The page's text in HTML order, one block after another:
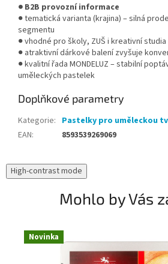
● B2B provozní informace
● tematická varianta (krajina) – silná
segmentu
● vhodné pro školy, ZUŠ i kreativní studia
● atraktivní dárkové balení zvyšuje
● kvalitní řada MONDELUZ – stabilní
uměleckých pastelek
Doplňkové parametry
Kategorie: Pastelky pro uměleckou
EAN: 8593539269069
High-contrast mode
Mohlo by Vás
Novinka